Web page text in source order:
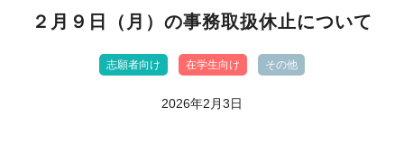
２月９日（月）の事務取扱休止について
志願者向け 在学生向け その他
2026年2月3日